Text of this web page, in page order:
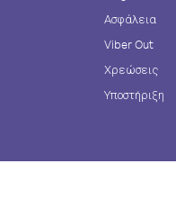
Ασφάλεια
Viber Out
Χρεώσεις
Υποστήριξη